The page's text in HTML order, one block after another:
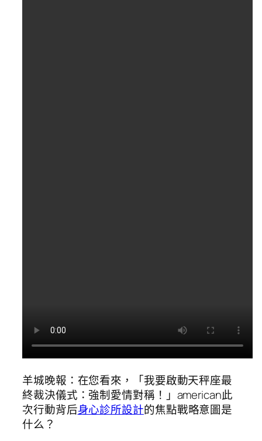
羊城晚報：在您看來，「我要啟動天秤座最
終裁決儀式：強制愛情對稱！」american此
次行動背后身心診所設計的焦點戰略意圖是
什么？